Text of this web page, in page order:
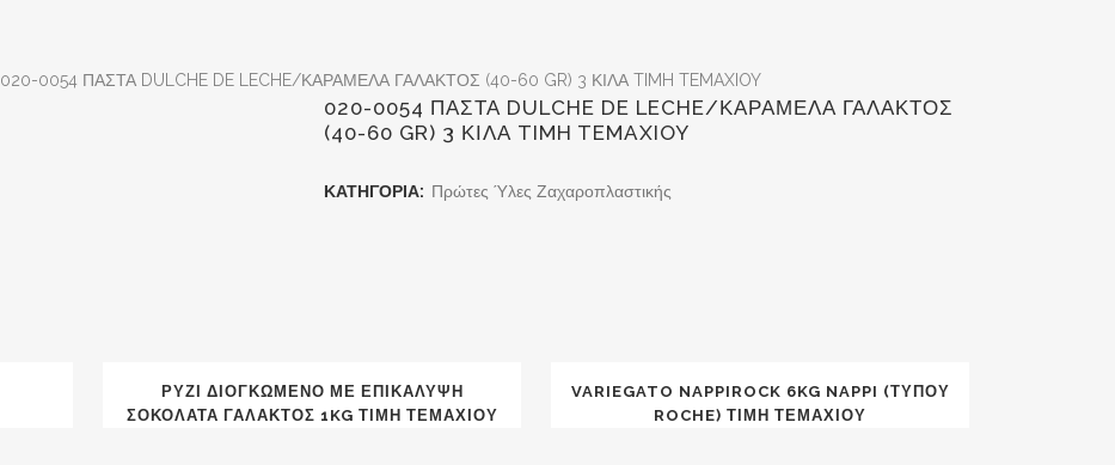
020-0054 ΠΑΣΤΑ DULCHE DE LECHE/ΚΑΡΑΜΕΛΑ ΓΑΛΑΚΤΟΣ (40-60 GR) 3 ΚΙΛΑ TIMH TEMAXIOY
020-0054 ΠΑΣΤΑ DULCHE DE LECHE/ΚΑΡΑΜΕΛΑ ΓΑΛΑΚΤΟΣ
(40-60 GR) 3 ΚΙΛΑ TIMH TEMAXIOY
ΚΑΤΗΓΟΡΊΑ: Πρώτες Ύλες Ζαχαροπλαστικής
ΡΎΖΙ ΔΙΟΓΚΩΜΈΝΟ ΜΕ ΕΠΙΚΆΛΥΨΗ
ΣΟΚΟΛΆΤΑ ΓΆΛΑΚΤΟΣ 1KG ΤΙΜΉ ΤΕΜΑΧΊΟΥ
VARIEGATO NAPPIROCK 6KG NAPPI (ΤΎΠΟΥ
ROCHE) ΤΙΜΉ ΤΕΜΑΧΊΟΥ